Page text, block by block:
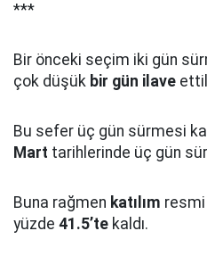
***
Bir önceki seçim iki gün
çok düşük bir gün ilave
Bu sefer üç gün sürmesi
Mart tarihlerinde üç gün
Buna rağmen katılım resmi
yüzde 41.5’te kaldı.